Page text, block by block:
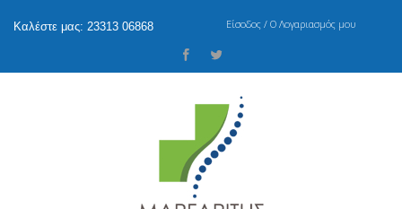
Είσοδος / Ο Λογαριασμός μου
Καλέστε μας: 23313 06868